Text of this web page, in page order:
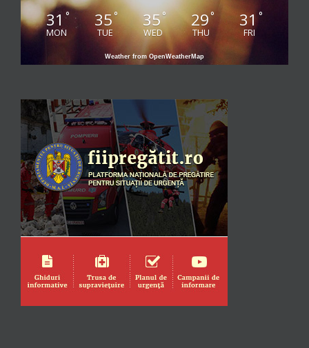
31 °
MON
35°
TUE
35°
WED
29°
THU
31 °
FRI
Weather from OpenWeatherMap